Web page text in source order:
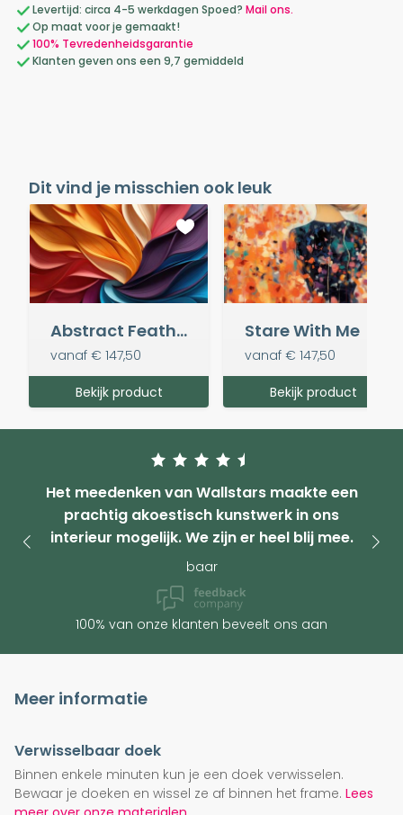
Levertijd: circa 4-5 werkdagen Spoed? Mail ons.
Op maat voor je gemaakt!
100% Tevredenheidsgarantie
Klanten geven ons een 9,7 gemiddeld
Dit vind je misschien ook leuk
Abstract Feathers
vanaf € 147,50
Bekijk product
Stare With Me
vanaf € 147,50
Bekijk product
Het meedenken van Wallstars maakte een
prachtig akoestisch kunstwerk in ons
interieur mogelijk. We zijn er heel blij mee.
baar
100% van onze klanten beveelt ons aan
Meer informatie
Verwisselbaar doek
Binnen enkele minuten kun je een doek verwisselen.
Bewaar je doeken en wissel ze af binnen het frame. Lees